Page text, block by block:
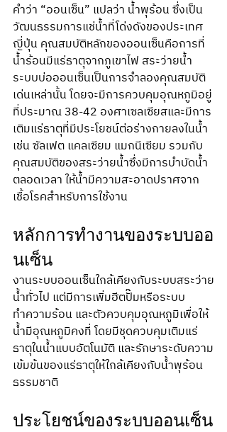
คำว่า “ออนเซ็น” แปลว่า น้ำพุร้อน ซึ่งเป็น
วัฒนธรรมการแช่น้ำที่โด่งดังของประเทศ
ญี่ปุ่น คุณสมบัติหลักของออนเซ็นคือการที่
น้ำร้อนมีแร่ธาตุจากภูเขาไฟ สระว่ายน้ำ
ระบบบ่อออนเซ็นเป็นการจำลองคุณสมบัติ
เด่นเหล่านั้น โดยจะมีการควบคุมอุณหภูมิอยู่
ที่ประมาณ 38-42 องศาเซลเซียสและมีการ
เติมแร่ธาตุที่มีประโยชน์ต่อร่างกายลงในน้ำ
เช่น ซัลเฟต แคลเซียม แมกนีเซียม รวมกับ
คุณสมบัติของสระว่ายน้ำซึ่งมีการบำบัดน้ำ
ตลอดเวลา ให้น้ำมีความสะอาดปราศจาก
เชื้อโรคสำหรับการใช้งาน
หลักการทำงานของระบบออ
นเซ็น
งานระบบออนเซ็นใกล้เคียงกับระบบสระว่าย
น้ำทั่วไป แต่มีการเพิ่มฮีตปั๊มหรือระบบ
ทำความร้อน และตัวควบคุมอุณหภูมิเพื่อให้
น้ำมีอุณหภูมิคงที่ โดยมีชุดควบคุมเติมแร่
ธาตุในน้ำแบบอัตโนมัติ และรักษาระดับความ
เข้มข้นของแร่ธาตุให้ใกล้เคียงกับน้ำพุร้อน
ธรรมชาติ
ประโยชน์ของระบบออนเซ็น